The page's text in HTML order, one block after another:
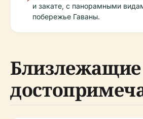
и закате, с панорамными
побережье Гаваны.
Близлежащие